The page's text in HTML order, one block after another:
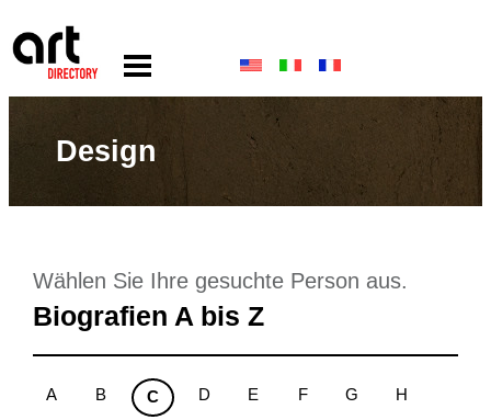
Design
Wählen Sie Ihre gesuchte Person aus.
Biografien A bis Z
A B C D E F G H